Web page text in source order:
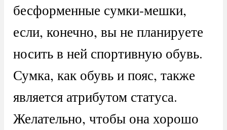
бесформенные сумки-мешки,
если, конечно, вы не планируете
носить в ней спортивную обувь.
Сумка, как обувь и пояс, также
является атрибутом статуса.
Желательно, чтобы она хорошо